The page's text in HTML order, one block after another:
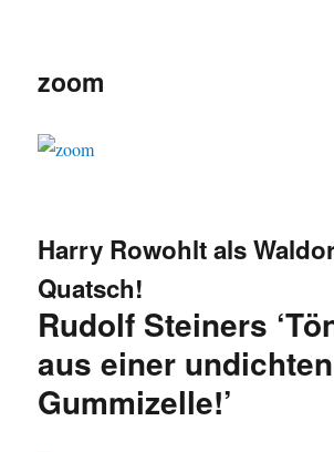
zoom
Harry Rowohlt als
Quatsch!
Rudolf Steiners
aus einer undichten
Gummizelle!’